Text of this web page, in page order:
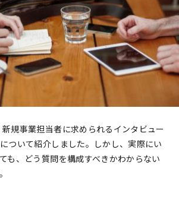
新規事業担当者に求められるインタビュー
ついて紹介しました。しかし、実際にい
も、どう質問を構成すべきかわからない